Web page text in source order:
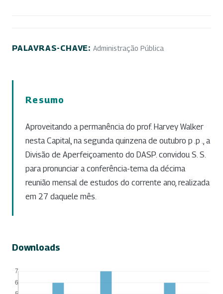
PALAVRAS-CHAVE: Administração Pública
Resumo
Aproveitando a permanência do prof. Harvey Walker
nesta Capital, na segunda quinzena de outubro p .p ., a
Divisão de Aperfeiçoamento do DASP. convidou S. S.
para pronunciar a conferência-tema da décima
reunião mensal de estudos do corrente ano, realizada
em 27 daquele mês.
Downloads